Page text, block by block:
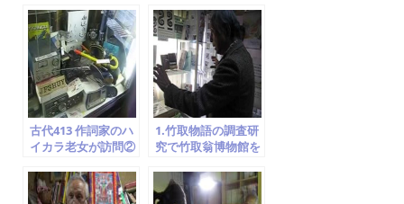
京田辺市 竹取翁博物
館 2014.2.1
石庭・襖絵紹介
古代413 作詞家のハ
イカラ老女が訪問②
劇 竹取翁博物館
2014.6.13
1.竹取物語の調査研
究で竹取翁博物館を
求婚